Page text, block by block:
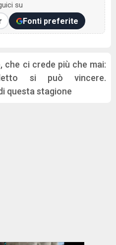
su
Fonti preferite
che ci crede più che mai:
si può vincere.
questa stagione